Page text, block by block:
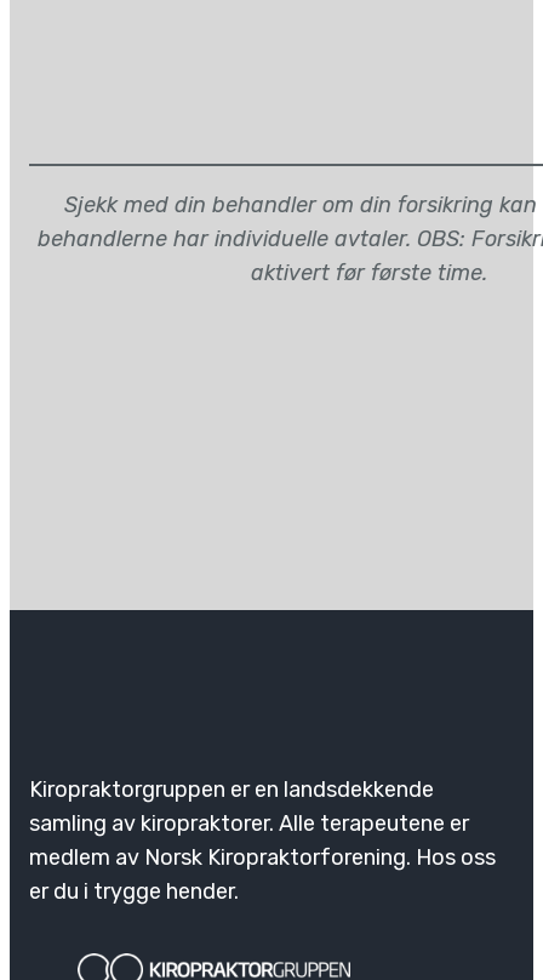
Sjekk med din behandler om din forsikring
behandlerne har individuelle avtaler. OBS:
aktivert før første time.
Kiropraktorgruppen er en landsdekkende
samling av kiropraktorer. Alle terapeutene er
medlem av Norsk Kiropraktorforening. Hos oss
er du i trygge hender.